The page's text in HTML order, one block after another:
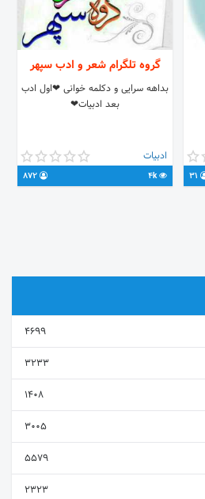
گروه تلگرام شعر و ادب سپهر
بداهه سرایی و دکلمه خوانی ❤اول ادب
بعد ادبیات❤
ادبیات
4k
4699
3233
1408
3005
5579
2323